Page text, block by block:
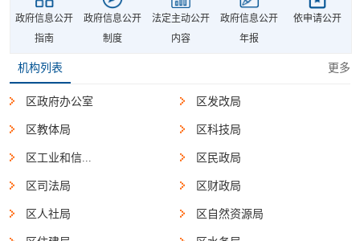
政府信息公开
指南
政府信息公开
制度
法定主动公开
内容
政府信息公开
年报
依申请公开
机构列表 更多
区政府办公室 区发改局
区教体局 区科技局
区工业和信... 区民政局
区司法局 区财政局
区人社局 区自然资源局